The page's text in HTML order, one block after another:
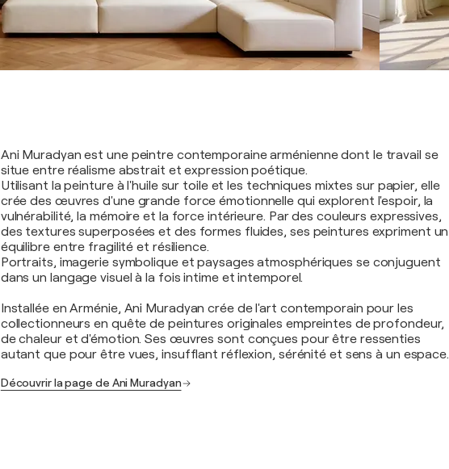
Ani Muradyan est une peintre contemporaine arménienne dont le travail se
situe entre réalisme abstrait et expression poétique.
Utilisant la peinture à l'huile sur toile et les techniques mixtes sur papier, elle
crée des œuvres d'une grande force émotionnelle qui explorent l'espoir, la
vulnérabilité, la mémoire et la force intérieure. Par des couleurs expressives,
des textures superposées et des formes fluides, ses peintures expriment un
équilibre entre fragilité et résilience.
Portraits, imagerie symbolique et paysages atmosphériques se conjuguent
dans un langage visuel à la fois intime et intemporel.
Installée en Arménie, Ani Muradyan crée de l'art contemporain pour les
collectionneurs en quête de peintures originales empreintes de profondeur,
de chaleur et d'émotion. Ses œuvres sont conçues pour être ressenties
autant que pour être vues, insufflant réflexion, sérénité et sens à un espace.
Découvrir la page de Ani Muradyan